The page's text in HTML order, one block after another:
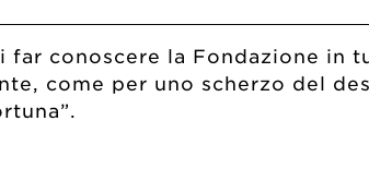
conoscere la Fondazione in
come per uno scherzo del